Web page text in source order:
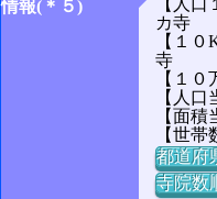
情報(＊５)
【人
カ寺
【１
寺
【１
【人
【面
【世
都道府
寺院数